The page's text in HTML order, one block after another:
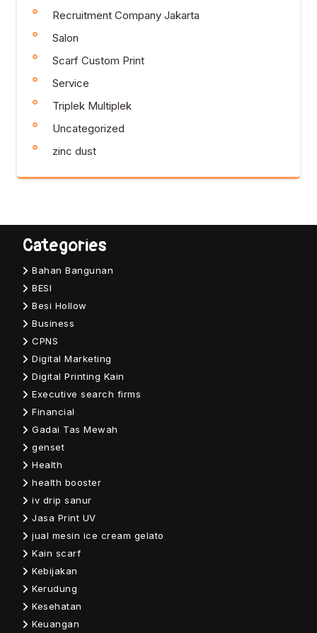
Recruitment Company Jakarta
Salon
Scarf Custom Print
Service
Triplek Multiplek
Uncategorized
zinc dust
Categories
Bahan Bangunan
BESI
Besi Hollow
Business
CPNS
Digital Marketing
Digital Printing Kain
Executive search firms
Financial
Gadai Tas Mewah
genset
Health
health booster
iv drip sanur
Jasa Print UV
jual mesin ice cream gelato
Kain scarf
Kebijakan
Kerudung
Kesehatan
Keuangan